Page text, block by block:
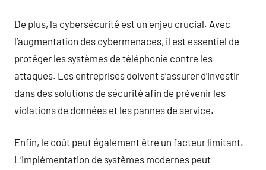
De plus, la cybersécurité est un enjeu crucial. Avec
l’augmentation des cybermenaces, il est essentiel de
protéger les systèmes de téléphonie contre les
attaques. Les entreprises doivent s’assurer d’investir
dans des solutions de sécurité afin de prévenir les
violations de données et les pannes de service.
Enfin, le coût peut également être un facteur limitant.
L’implémentation de systèmes modernes peut